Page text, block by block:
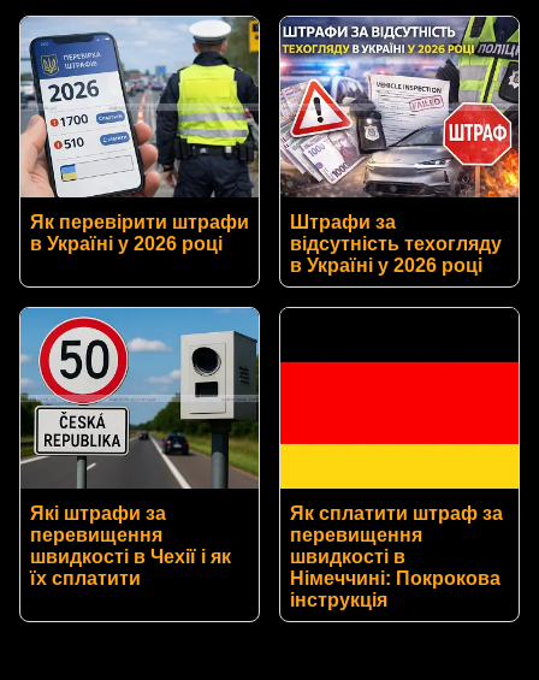
Як перевірити штрафи
в Україні у 2026 році
Штрафи за
відсутність техогляду
в Україні у 2026 році
Які штрафи за
перевищення
швидкості в Чехії і як
їх сплатити
Як сплатити штраф за
перевищення
швидкості в
Німеччині: Покрокова
інструкція